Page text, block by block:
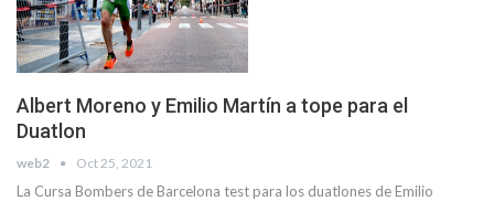
Albert Moreno y Emilio Martín a tope para el
Duatlon
web2 Oct 25, 2021
La Cursa Bombers de Barcelona test para los duatlones de Emilio